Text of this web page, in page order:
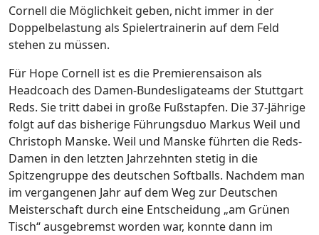
Cornell die Möglichkeit geben, nicht immer in der
Doppelbelastung als Spielertrainerin auf dem Feld
stehen zu müssen.
Für Hope Cornell ist es die Premierensaison als
Headcoach des Damen-Bundesligateams der Stuttgart
Reds. Sie tritt dabei in große Fußstapfen. Die 37-Jährige
folgt auf das bisherige Führungsduo Markus Weil und
Christoph Manske. Weil und Manske führten die Reds-
Damen in den letzten Jahrzehnten stetig in die
Spitzengruppe des deutschen Softballs. Nachdem man
im vergangenen Jahr auf dem Weg zur Deutschen
Meisterschaft durch eine Entscheidung „am Grünen
Tisch“ ausgebremst worden war, konnte dann im